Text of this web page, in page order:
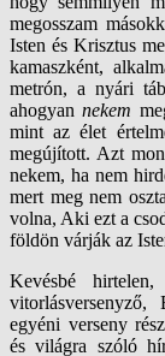
megosszam
Isten és Krisztus
kamaszként,
metrón, a nyári
ahogyannekem
mint az élet
megújított. Azt
nekem, ha nem
mert meg nem
volna, Aki ezt a
földön várják az
Kevésbé
egyéni verseny
és világra szóló